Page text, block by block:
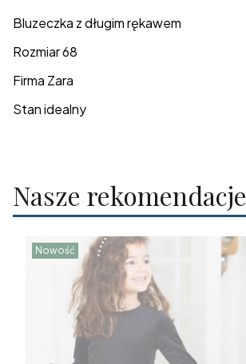
Bluzeczka z długim rękawem
Rozmiar 68
Firma Zara
Stan idealny
Nasze rekomendacje
Nowość